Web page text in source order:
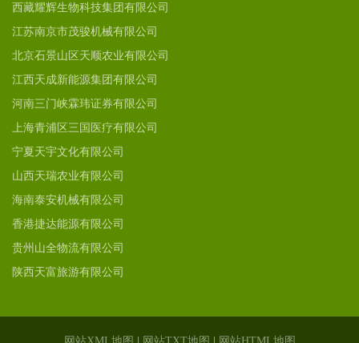
西藏耀辉生物科技集团有限公司
江苏南京市茂骏机械有限公司
北京石景山区天顺农业有限公司
江西天成新能源集团有限公司
河南三门峡霖玮证券有限公司
上海青浦区三国医疗有限公司
宁夏天宇文化有限公司
山西天瑞农业有限公司
海南泰安机械有限公司
香港捷达能源有限公司
贵州山全物流有限公司
陕西天富旅游有限公司